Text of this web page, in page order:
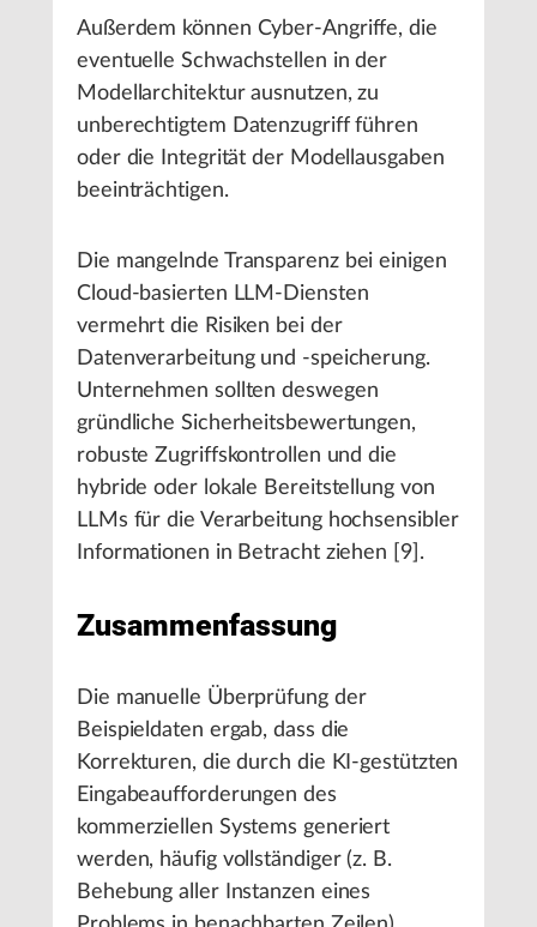
Außerdem können Cyber-Angriffe, die
eventuelle Schwachstellen in der
Modellarchitektur ausnutzen, zu
unberechtigtem Datenzugriff führen
oder die Integrität der Modellausgaben
beeinträchtigen.
Die mangelnde Transparenz bei einigen
Cloud-basierten LLM-Diensten
vermehrt die Risiken bei der
Datenverarbeitung und -speicherung.
Unternehmen sollten deswegen
gründliche Sicherheitsbewertungen,
robuste Zugriffskontrollen und die
hybride oder lokale Bereitstellung von
LLMs für die Verarbeitung hochsensibler
Informationen in Betracht ziehen [9].
Zusammenfassung
Die manuelle Überprüfung der
Beispieldaten ergab, dass die
Korrekturen, die durch die KI-gestützten
Eingabeaufforderungen des
kommerziellen Systems generiert
werden, häufig vollständiger (z. B.
Behebung aller Instanzen eines